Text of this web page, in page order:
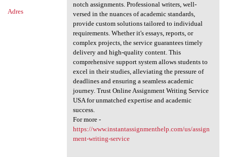
Adres
notch assignments. Professional writers, well-
versed in the nuances of academic standards,
provide custom solutions tailored to individual
requirements. Whether it's essays, reports, or
complex projects, the service guarantees timely
delivery and high-quality content. This
comprehensive support system allows students to
excel in their studies, alleviating the pressure of
deadlines and ensuring a seamless academic
journey. Trust Online Assignment Writing Service
USA for unmatched expertise and academic
success.
For more -
https://www.instantassignmenthelp.com/us/assign
ment-writing-service